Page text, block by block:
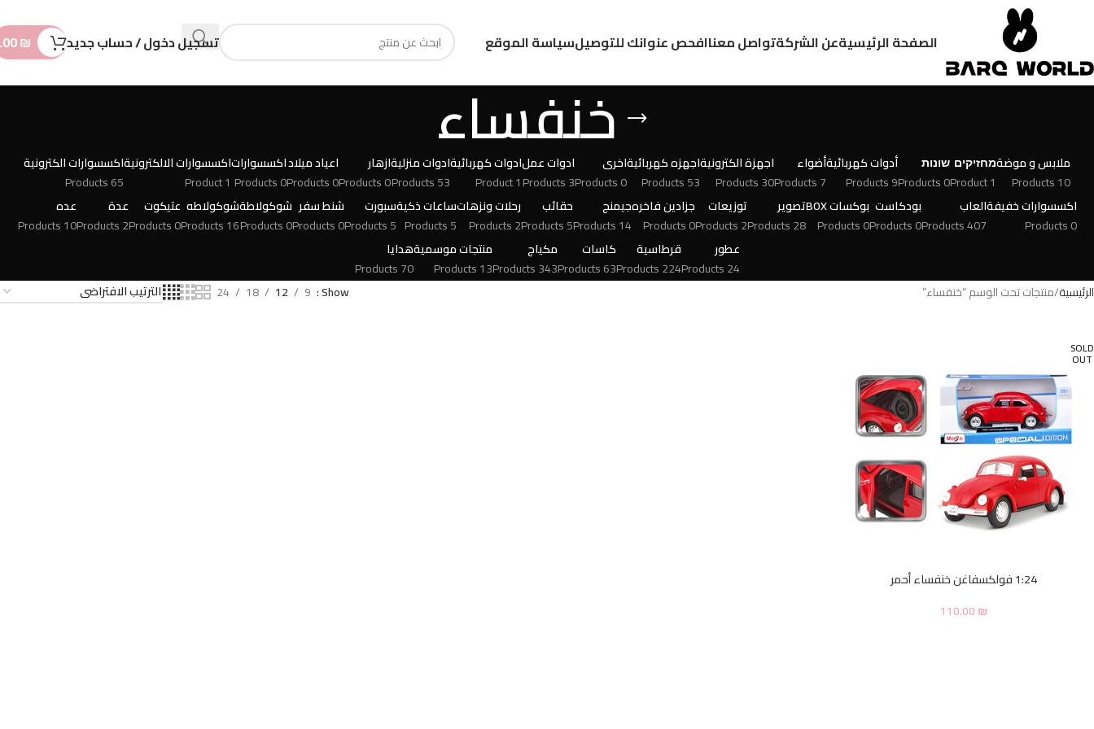
الصفحة الرئيسيةعن الشركةتواصل معناافحص عنوانك للتوصيلسياسة الموقع تسجيل دخول / حساب جديد ₪
خنفساء
ملابس و موضة
10 Products
מחזיקים
1 Product
שונות
0 Products
أدوات كهربائية
9 Products
أضواء
7 Products
اجهزة الكترونية
30 Products
اجهزه كهربائية
53 Products
اخرى
0 Products
ادوات عمل
3 Products
ادوات كهربائية
1 Product
ادوات منزلية
53 Products
ازهار
0 Products
اعياد ميلاد
0 Products
اكسسوارات
0 Products
اكسسوارات الالكترونية
1 Product
اكسسوارات الكترونية
65 Products
اكسسوارات خفيفة
0 Products
العاب
407 Products
بودكاست
0 Products
بوكسات BOX
0 Products
تصوير
28 Products
توزيعات
2 Products
جزادين فاخره
0 Products
جيمنج
14 Products
حقائب
5 Products
رحلات ونزهات
2 Products
ساعات ذكية
5 Products
سبورت
5 Products
شنط سفر
0 Products
شوكولاطة
0 Products
شوكولاطه
16 Products
عتيكوت
0 Products
عدة
2 Products
عده
10 Products
عطور
24 Products
قرطاسية
224 Products
كاسات
63 Products
مكياج
343 Products
منتجات موسمية
13 Products
هدايا
70 Products
الرئيسية منتجات تحت الوسم “خنفساء” Show
9
12
18
24
SOLD
OUT
1:24 فولكسفاغن خنفساء أحمر
110.00₪